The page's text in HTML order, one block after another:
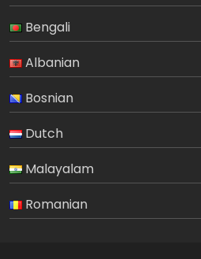
Bengali
Albanian
Bosnian
Dutch
Malayalam
Romanian